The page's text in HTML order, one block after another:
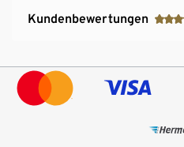
Kundenbewertungen